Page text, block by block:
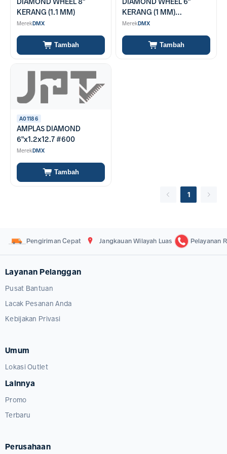
KERANG (1.1 MM)
MerekDMX
Tambah
KERANG (1 MM)
(SEGMENTED)
MerekDMX
Tambah
A01186
AMPLAS DIAMOND
6"x1.2x12.7 #600
MerekDMX
Tambah
1
Pengiriman Cepat Jangkauan Wilayah Luas Pelayanan
Layanan Pelanggan
Pusat Bantuan
Lacak Pesanan Anda
Kebijakan Privasi
Umum
Lokasi Outlet
Lainnya
Promo
Terbaru
Perusahaan